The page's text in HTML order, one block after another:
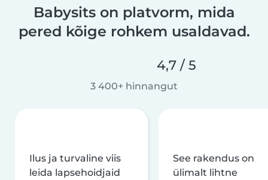
Babysits on platvorm, mida
pered kõige rohkem usaldavad.
4,7 / 5
3 400+ hinnangut
Ilus ja turvaline viis
leida lapsehoidjaid
See rakendus on
ülimalt lihtne